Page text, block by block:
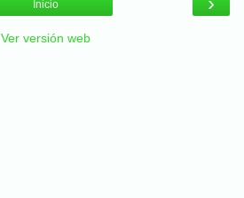
Inicio
Ver versión web